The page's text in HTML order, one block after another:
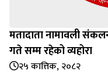
मतादाता नामावली
गते सम्म रहेको व्यहोरा
२५ कात्तिक, २०८२